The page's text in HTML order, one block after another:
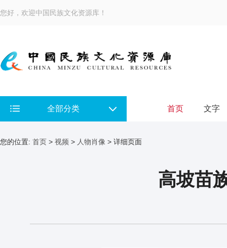
您好，欢迎中国民族文化资源库！
全部分类 首页 文字
您的位置: 首页 > 视频 > 人物肖像 > 详细页面
高坡苗